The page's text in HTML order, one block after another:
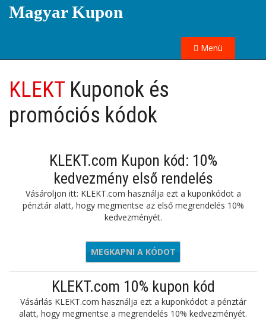
Magyar Kupon
Menü
KLEKT Kuponok és
promóciós kódok
KLEKT.com Kupon kód: 10%
kedvezmény első rendelés
Vásároljon itt: KLEKT.com használja ezt a kuponkódot a
pénztár alatt, hogy megmentse az első megrendelés 10%
kedvezményét.
ORDER10
MEGKAPNI A KÓDOT
KLEKT.com 10% kupon kód
Vásárlás KLEKT.com használja ezt a kuponkódot a pénztár
alatt, hogy megmentse a megrendelés 10% kedvezményét.